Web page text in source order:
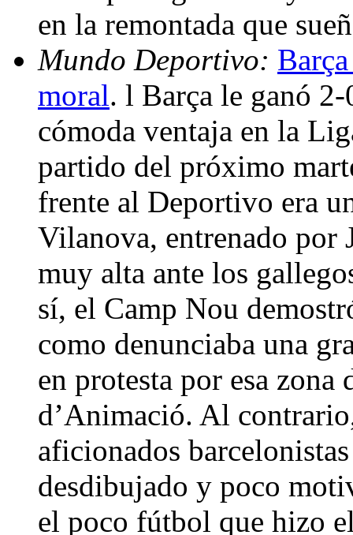
en la remontada que
Mundo Deportivo:
moral. l Barça le ganó
cómoda ventaja en la
partido del próximo
frente al Deportivo era
Vilanova, entrenado por
muy alta ante los
sí, el Camp Nou
como denunciaba una
en protesta por esa
d’Animació. Al
aficionados
desdibujado y poco
el poco fútbol que hizo